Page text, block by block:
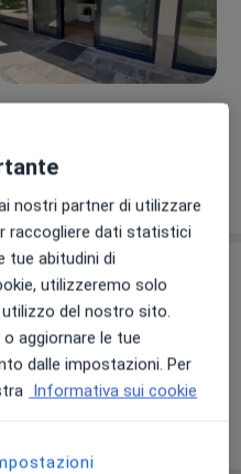
sull'esperienza
agonistico
nostri partner di utilizzare
raccogliere dati statistici
tue abitudini di
utilizzeremo solo
del nostro sito.
aggiornare le tue
dalle impostazioni. Per
Informativa sui cookie